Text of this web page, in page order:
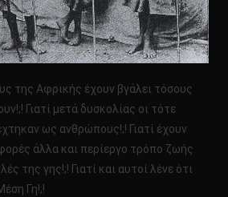
της Αφρικής έχουν βγάλει τόσους
Γιατί μετά δυσκολίας οι τότε
ως ανθρώπους!;! Γιατί έχουν
άλλα και περίεργο τρόπο ζωής
της γης!;! Γιατί και αυτοί λένε ότι
Γη!;!